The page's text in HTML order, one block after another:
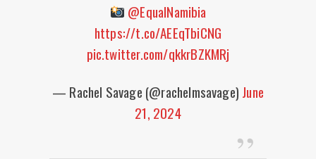
@EqualNamibia
https://t.co/AEEqTbiCNG
pic.twitter.com/qkkrBZKMRj
— Rachel Savage (@rachelmsavage) June
21, 2024